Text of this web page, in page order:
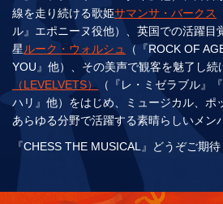
線を走り続ける歌姫サマンサ・バークス
ル』エポニーヌ役他）、英国での活躍目
星ルーク・ウォルシュ
（『ROCK OF
YOU』他）、その美声で観客を魅了し続
（LEVELVETS）
（『レ・ミゼラブル』
ハリ』他）をはじめ、ミュージカル、ポ
あらゆる分野で活躍する素晴らしいメン
『CHESS THE MUSICAL』どうぞご期待